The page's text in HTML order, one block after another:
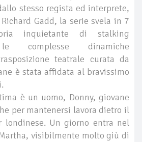
stesso regista ed interprete,
Gadd, la serie svela in 7
inquietante di stalking
le complesse dinamiche
teatrale curata da
è stata affidata al bravissimo
è un uomo, Donny, giovane
per mantenersi lavora dietro il
londinese. Un giorno entra nel
visibilmente molto giù di